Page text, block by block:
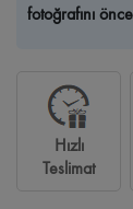
fotoğrafını
Hızlı
Teslimat